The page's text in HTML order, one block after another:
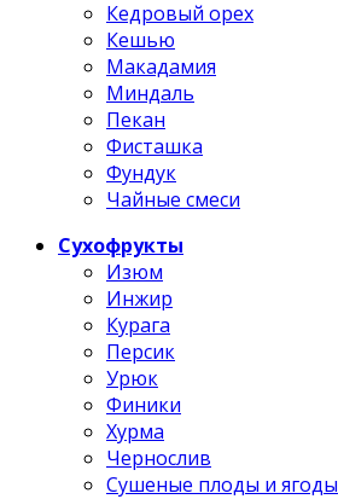
Кедровый орех
Кешью
Макадамия
Миндаль
Пекан
Фисташка
Фундук
Чайные смеси
Сухофрукты
Изюм
Инжир
Курага
Персик
Урюк
Финики
Хурма
Чернослив
Сушеные плоды и ягоды